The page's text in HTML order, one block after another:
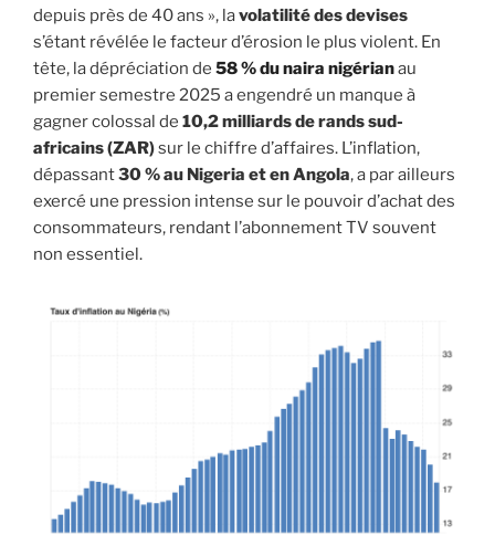
depuis près de 40 ans », lavolatilité des devises
s’étant révélée le facteur d’érosion le plus violent. En
tête, la dépréciation de 58 % du naira nigérianau
premier semestre 2025 a engendré un manque à
gagner colossal de 10,2 milliards de rands sud-
africains (ZAR)sur le chiffre d’affaires. L’inflation,
dépassant30 % au Nigeria et en Angola, a par ailleurs
exercé une pression intense sur le pouvoir d’achat des
consommateurs, rendant l’abonnement TV souvent
non essentiel.